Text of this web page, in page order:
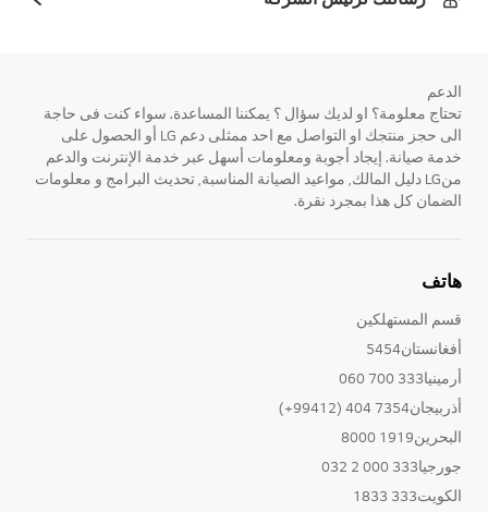
الدعم
تحتاج معلومة؟ او لديك سؤال ؟ يمكننا المساعدة. سواء كنت فى حاجة
الى حجز منتجك او التواصل مع احد ممثلى دعم LG أو الحصول على
خدمة صيانة. إيجاد أجوبة ومعلومات أسهل عبر خدمة الإنترنت والدعم
منLG دليل المالك, مواعيد الصيانة المناسبة, تحديث البرامج و معلومات
الضمان كل هذا بمجرد نقرة.
هاتف
قسم المستهلكين
أفغانستان5454
أرمينيا333 700 060
أذربيجان7354 404 (99412+)
البحرين1919 8000
جورجيا333 000 2 032
الكويت333 1833